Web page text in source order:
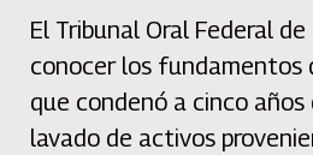
El Tribunal Oral Federal
conocer los fundamentos
que condenó a cinco años
lavado de activos